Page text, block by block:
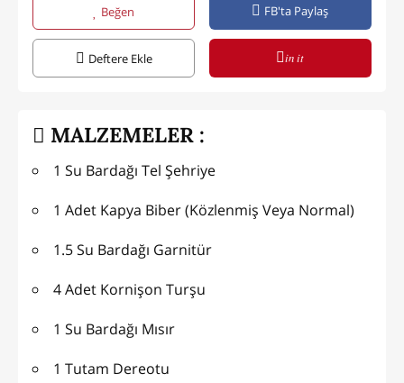
Beğen FB'ta Paylaş
Deftere Ekle in it
MALZEMELER :
1 Su Bardağı Tel Şehriye
1 Adet Kapya Biber (Közlenmiş Veya Normal)
1.5 Su Bardağı Garnitür
4 Adet Kornişon Turşu
1 Su Bardağı Mısır
1 Tutam Dereotu